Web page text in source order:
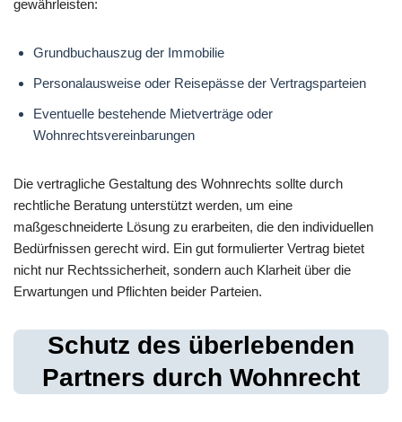
gewährleisten:
Grundbuchauszug der Immobilie
Personalausweise oder Reisepässe der Vertragsparteien
Eventuelle bestehende Mietverträge oder
Wohnrechtsvereinbarungen
Die vertragliche Gestaltung des Wohnrechts sollte durch
rechtliche Beratung unterstützt werden, um eine
maßgeschneiderte Lösung zu erarbeiten, die den individuellen
Bedürfnissen gerecht wird. Ein gut formulierter Vertrag bietet
nicht nur Rechtssicherheit, sondern auch Klarheit über die
Erwartungen und Pflichten beider Parteien.
Schutz des überlebenden
Partners durch Wohnrecht